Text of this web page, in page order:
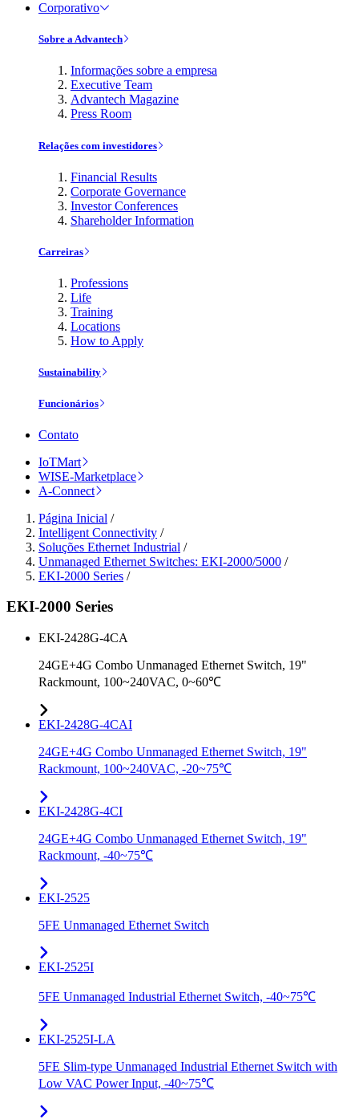
Corporativo
Sobre a Advantech
Informações sobre a empresa
Executive Team
Advantech Magazine
Press Room
Relações com investidores
Financial Results
Corporate Governance
Investor Conferences
Shareholder Information
Carreiras
Professions
Life
Training
Locations
How to Apply
Sustainability
Funcionários
Contato
IoTMart
WISE-Marketplace
A-Connect
Página Inicial /
Intelligent Connectivity /
Soluções Ethernet Industrial /
Unmanaged Ethernet Switches: EKI-2000/5000 /
EKI-2000 Series /
EKI-2000 Series
EKI-2428G-4CA
24GE+4G Combo Unmanaged Ethernet Switch, 19"
Rackmount, 100~240VAC, 0~60℃
EKI-2428G-4CAI
24GE+4G Combo Unmanaged Ethernet Switch, 19"
Rackmount, 100~240VAC, -20~75℃
EKI-2428G-4CI
24GE+4G Combo Unmanaged Ethernet Switch, 19"
Rackmount, -40~75℃
EKI-2525
5FE Unmanaged Ethernet Switch
EKI-2525I
5FE Unmanaged Industrial Ethernet Switch, -40~75℃
EKI-2525I-LA
5FE Slim-type Unmanaged Industrial Ethernet Switch with
Low VAC Power Input, -40~75℃